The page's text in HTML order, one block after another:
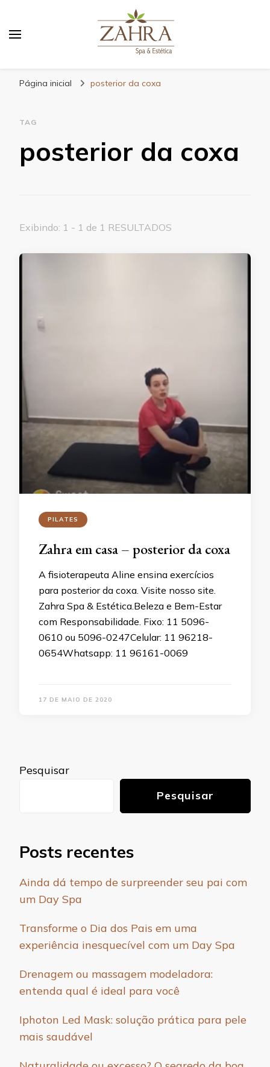
e relaxamento
Página inicial posterior da coxa
TAG
posterior da coxa
Exibindo: 1 - 1 de 1 RESULTADOS
PILATES
Zahra em casa – posterior da coxa
A fisioterapeuta Aline ensina exercícios
para posterior da coxa. Visite nosso site.
Zahra Spa & Estética.Beleza e Bem-Estar
com Responsabilidade. Fixo: 11 5096-
0610 ou 5096-0247Celular: 11 96218-
0654Whatsapp: 11 96161-0069
17 DE MAIO DE 2020
Pesquisar
Pesquisar
Posts recentes
Ainda dá tempo de surpreender seu pai com
um Day Spa
Transforme o Dia dos Pais em uma
experiência inesquecível com um Day Spa
Drenagem ou massagem modeladora:
entenda qual é ideal para você
Iphoton Led Mask: solução prática para pele
mais saudável